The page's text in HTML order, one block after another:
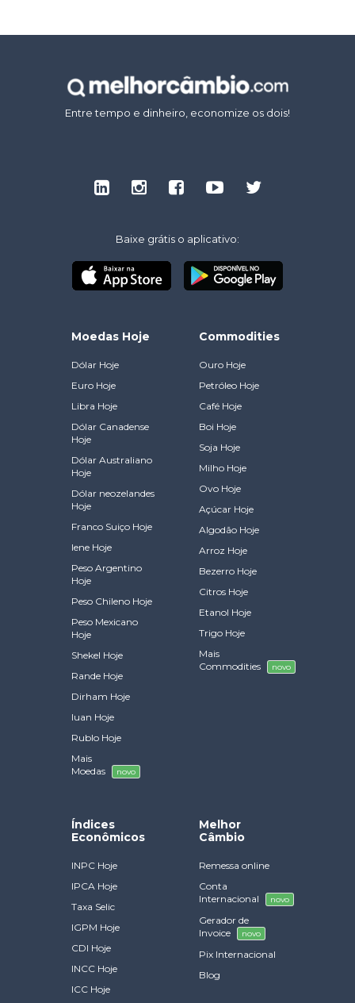
Entre tempo e dinheiro, economize os dois!
Baixe grátis o aplicativo:
Moedas Hoje
Dólar Hoje
Euro Hoje
Libra Hoje
Dólar Canadense
Hoje
Dólar Australiano
Hoje
Dólar neozelandes
Hoje
Franco Suiço Hoje
Iene Hoje
Peso Argentino
Hoje
Peso Chileno Hoje
Peso Mexicano
Hoje
Shekel Hoje
Rande Hoje
Dirham Hoje
Iuan Hoje
Rublo Hoje
Mais
Moedas
novo
Commodities
Ouro Hoje
Petróleo Hoje
Café Hoje
Boi Hoje
Soja Hoje
Milho Hoje
Ovo Hoje
Açúcar Hoje
Algodão Hoje
Arroz Hoje
Bezerro Hoje
Citros Hoje
Etanol Hoje
Trigo Hoje
Mais
Commodities
novo
Índices
Econômicos
INPC Hoje
IPCA Hoje
Taxa Selic
IGPM Hoje
CDI Hoje
INCC Hoje
ICC Hoje
Melhor
Câmbio
Remessa online
Conta
Internacional
novo
Gerador de
Invoice
novo
Pix Internacional
Blog